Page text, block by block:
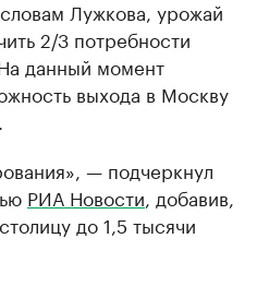
Лужкова, урожай
2/3 потребности
данный момент
выхода в Москву
— подчеркнул
РИА Новости , добавив,
до 1,5 тысячи